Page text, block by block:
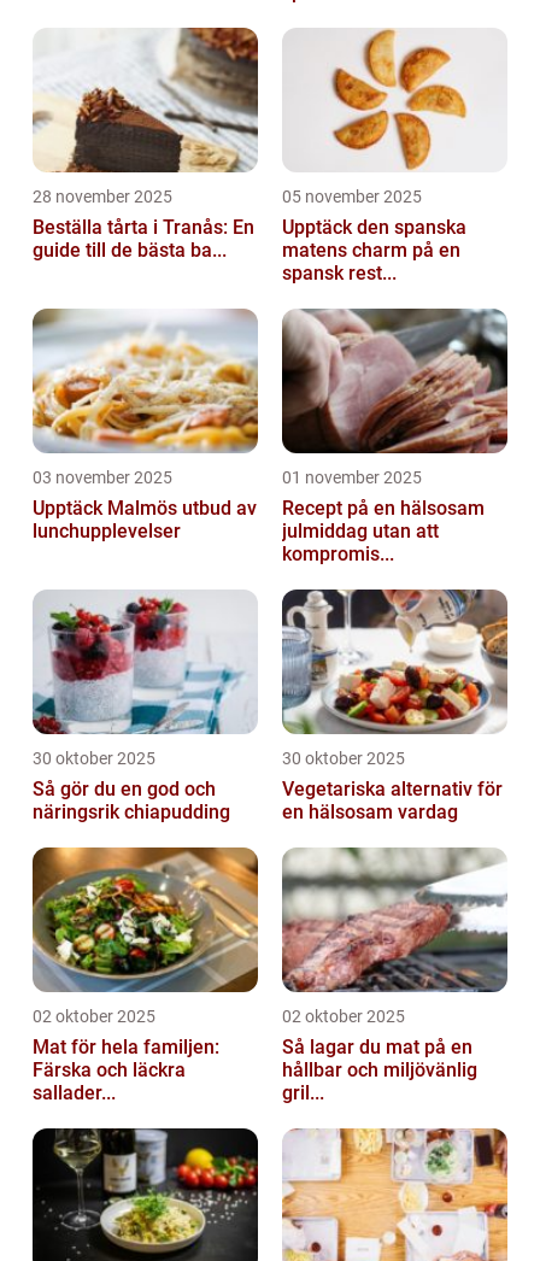
28 november 2025
Beställa tårta i Tranås: En
guide till de bästa ba...
05 november 2025
Upptäck den spanska
matens charm på en
spansk rest...
03 november 2025
Upptäck Malmös utbud av
lunchupplevelser
01 november 2025
Recept på en hälsosam
julmiddag utan att
kompromis...
30 oktober 2025
Så gör du en god och
näringsrik chiapudding
30 oktober 2025
Vegetariska alternativ för
en hälsosam vardag
02 oktober 2025
Mat för hela familjen:
Färska och läckra
sallader...
02 oktober 2025
Så lagar du mat på en
hållbar och miljövänlig
gril...